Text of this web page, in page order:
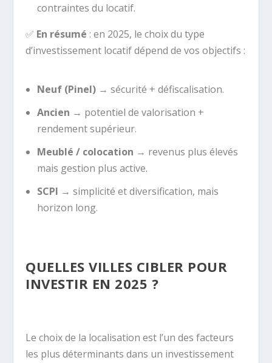
contraintes du locatif.
✅ En résumé : en 2025, le choix du type
d’investissement locatif dépend de vos objectifs :
Neuf (Pinel)→ sécurité + défiscalisation.
Ancien → potentiel de valorisation +
rendement supérieur.
Meublé / colocation → revenus plus élevés
mais gestion plus active.
SCPI → simplicité et diversification, mais
horizon long.
QUELLES VILLES CIBLER POUR
INVESTIR EN 2025 ?
Le choix de la localisation est l’un des facteurs
les plus déterminants dans un investissement